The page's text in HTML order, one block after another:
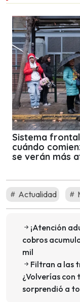
Sistema
cuándo
se verán más
Actualidad
¡Atención
cobros
mil
Filtran a las
¿Volverías con
sorprendió a